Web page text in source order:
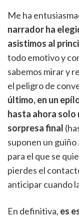
Me ha
narrador ha
asistimos al
todo emotivo y
sabemos mirar y
el peligro de
último, en un
hasta ahora solo
sorpresa final
suponen un
para el que se
pierdes el
anticipar cuando
En definitiva, es